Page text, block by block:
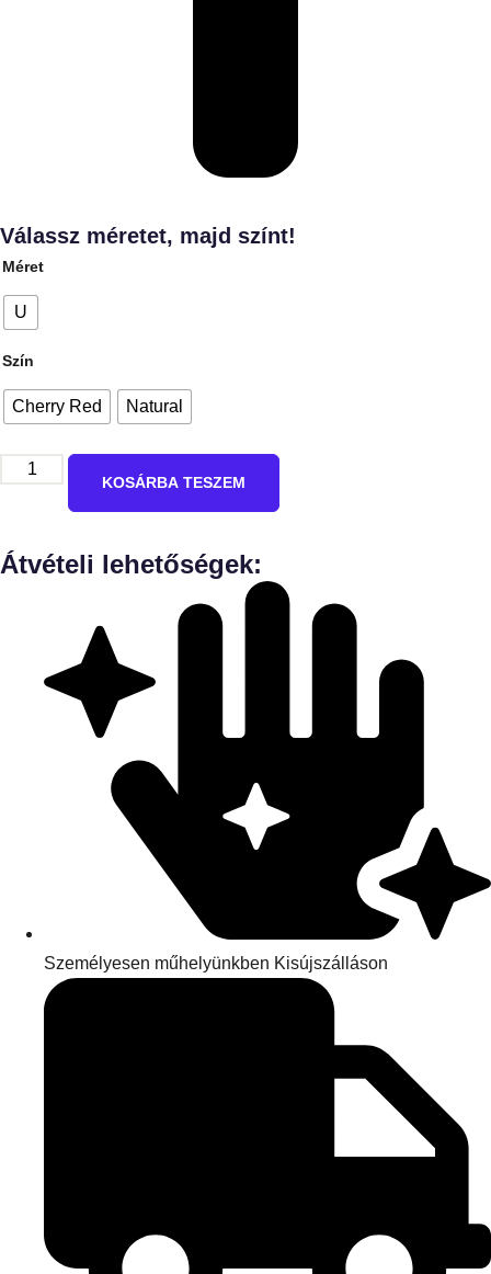
Válassz méretet, majd színt!
Méret
U
Szín
Cherry Red Natural
KOSÁRBA TESZEM
Átvételi lehetőségek:
Személyesen műhelyünkben Kisújszálláson